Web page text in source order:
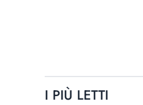
I PIÙ LETTI